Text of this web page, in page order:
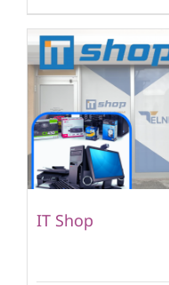
IT Shop